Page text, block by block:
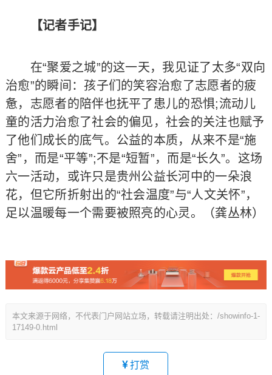
【记者手记】
在“聚爱之城”的这一天，我见证了太多“双向
治愈”的瞬间：孩子们的笑容治愈了志愿者的疲
惫，志愿者的陪伴也抚平了患儿的恐惧;流动儿
童的活力治愈了社会的偏见，社会的关注也赋予
了他们成长的底气。公益的本质，从来不是“施
舍”，而是“平等”;不是“短暂”，而是“长久”。这场
六一活动，或许只是贵州公益长河中的一朵浪
花，但它所折射出的“社会温度”与“人文关怀”，
足以温暖每一个需要被照亮的心灵。（龚丛林）
本文来源于网络，不代表门户网站立场，转载请注明出处：/showinfo-1-
17149-0.html
打赏